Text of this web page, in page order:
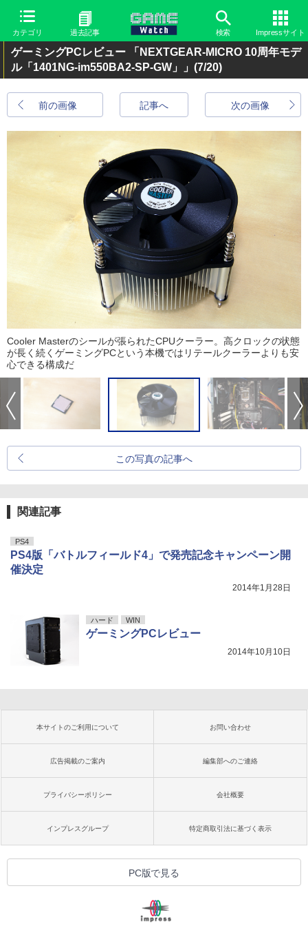
カテゴリ 過去記事 検索 Impressサイト
ゲーミングPCレビュー 「NEXTGEAR-MICRO 10周年モデ
ル「1401NG-im550BA2-SP-GW」」 (7/20)
前の画像 次の画像
記事へ
Cooler Masterのシールが張られたCPUクーラー。高クロックの状態
が長く続くゲーミングPCという本機ではリテールクーラーよりも安
心できる構成だ
この写真の記事へ
関連記事
PS4
PS4版「バトルフィールド4」で発売記念キャンペーン開
催決定
2014年1月28日
ハード WIN
ゲーミングPCレビュー
2014年10月10日
本サイトのご利用について お問い合わせ
広告掲載のご案内 編集部へのご連絡
プライバシーポリシー 会社概要
インプレスグループ 特定商取引法に基づく表示
PC版で見る